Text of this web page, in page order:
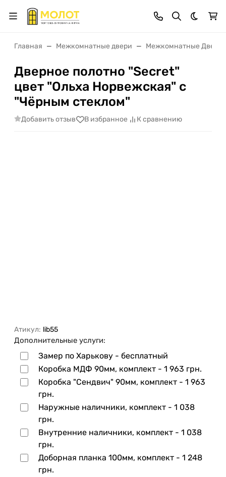
Темная
Главная Межкомнатные двери Межкомнатные Двери
Дверное полотно "Secret"
цвет "Ольха Норвежская" с
"Чёрным стеклом"
Добавить отзыв В избранное К сравнению
Атикул: lib55
Дополнительные услуги:
Замер по Харькову - бесплатный
Коробка МДФ 90мм, комплект - 1 963 грн.
Коробка "Сендвич" 90мм, комплект - 1 963
грн.
Наружные наличники, комплект - 1 038
грн.
Внутренние наличники, комплект - 1 038
грн.
Доборная планка 100мм, комплект - 1 248
грн.